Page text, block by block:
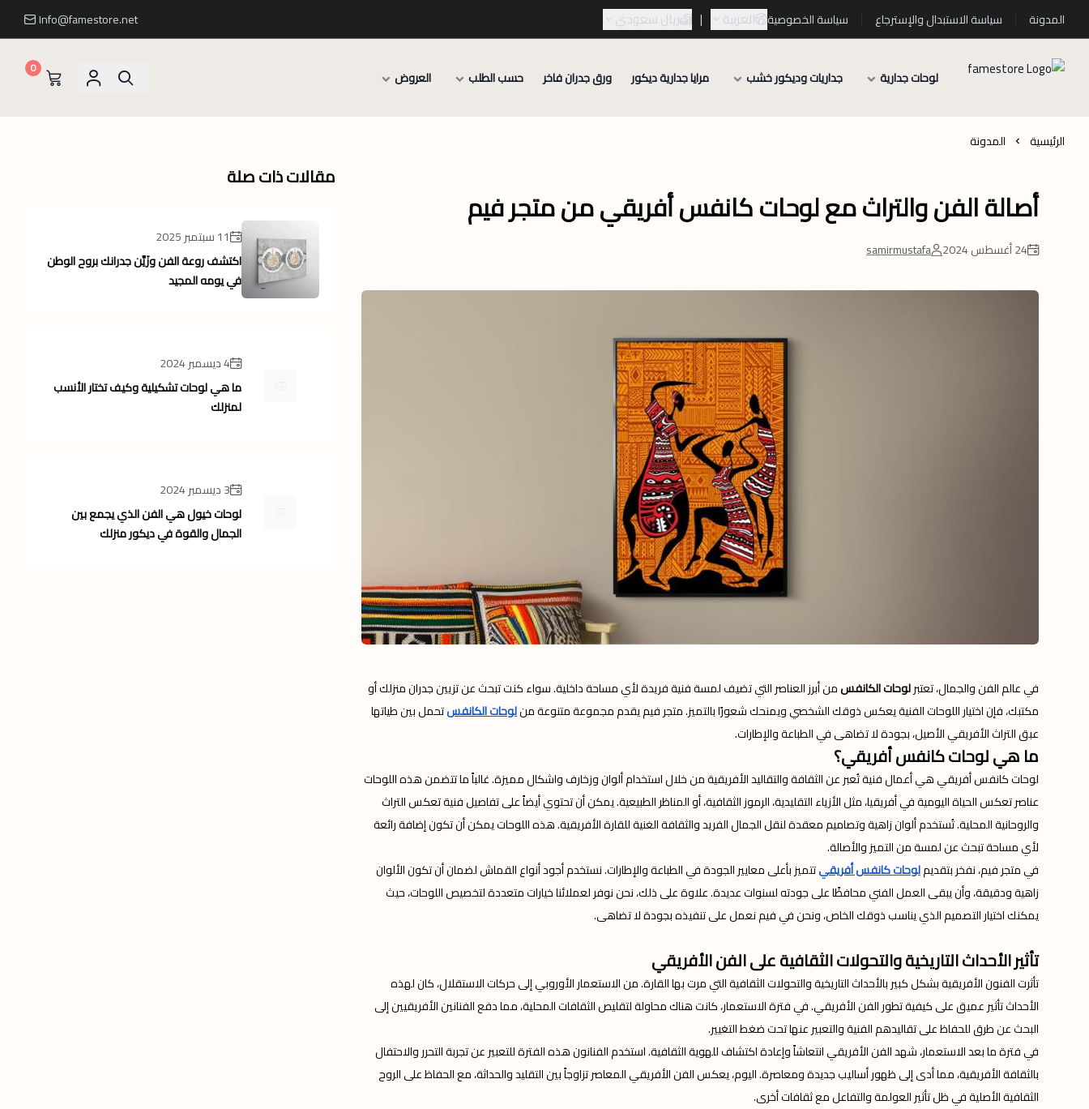
المدونة سياسة الاستبدال والإسترجاع سياسة الخصوصية العربية | ريال سعودي Info@famestore.net
لوحات جدارية جداريات وديكور خشب مرايا جدارية ديكور ورق جدران فاخر حسب الطلب العروض 0
الرئيسية المدونة
أصالة الفن والتراث مع لوحات كانفس أفريقي من متجر فيم
24 أغسطس 2024 samirmustafa
في عالم الفن والجمال، تعتبرلوحات الكانفسمن أبرز العناصر التي تضيف لمسة فنية فريدة لأي مساحة داخلية. سواء كنت تبحث عن تزيين جدران منزلك أو
مكتبك، فإن اختيار اللوحات الفنية يعكس ذوقك الشخصي ويمنحك شعورًا بالتميز. متجر فيم يقدم مجموعة متنوعة منلوحات الكانفستحمل بين طياتها
عبق التراث الأفريقي الأصيل، بجودة لا تضاهى في الطباعة والإطارات.
ما هي لوحات كانفس أفريقي؟
لوحات كانفس أفريقي هي أعمال فنية تُعبر عن الثقافة والتقاليد الأفريقية من خلال استخدام ألوان وزخارف واشكال مميزة. غالباً ما تتضمن هذه اللوحات
عناصر تعكس الحياة اليومية في أفريقيا، مثل الأزياء التقليدية، الرموز الثقافية، أو المناظر الطبيعية. يمكن أن تحتوي أيضاً على تفاصيل فنية تعكس التراث
والروحانية المحلية. تُستخدم ألوان زاهية وتصاميم معقدة لنقل الجمال الفريد والثقافة الغنية للقارة الأفريقية. هذه اللوحات يمكن أن تكون إضافة رائعة
لأي مساحة تبحث عن لمسة من التميز والأصالة.
في متجر فيم، نفخر بتقديملوحات كانفس أفريقيتتميز بأعلى معايير الجودة في الطباعة والإطارات. نستخدم أجود أنواع القماش لضمان أن تكون الألوان
زاهية ودقيقة، وأن يبقى العمل الفني محافظًا على جودته لسنوات عديدة. علاوة على ذلك، نحن نوفر لعملائنا خيارات متعددة لتخصيص اللوحات، حيث
يمكنك اختيار التصميم الذي يناسب ذوقك الخاص، ونحن في فيم نعمل على تنفيذه بجودة لا تضاهى.
تأثير الأحداث التاريخية والتحولات الثقافية على الفن الأفريقي
تأثرت الفنون الأفريقية بشكل كبير بالأحداث التاريخية والتحولات الثقافية التي مرت بها القارة. من الاستعمار الأوروبي إلى حركات الاستقلال، كان لهذه
الأحداث تأثير عميق على كيفية تطور الفن الأفريقي. في فترة الاستعمار، كانت هناك محاولة لتقليص الثقافات المحلية، مما دفع الفنانين الأفريقيين إلى
البحث عن طرق للحفاظ على تقاليدهم الفنية والتعبير عنها تحت ضغط التغيير.
في فترة ما بعد الاستعمار، شهد الفن الأفريقي انتعاشاً وإعادة اكتشاف للهوية الثقافية. استخدم الفنانون هذه الفترة للتعبير عن تجربة التحرر والاحتفال
بالثقافة الأفريقية، مما أدى إلى ظهور أساليب جديدة ومعاصرة. اليوم، يعكس الفن الأفريقي المعاصر تزاوجاً بين التقليد والحداثة، مع الحفاظ على الروح
الثقافية الأصلية في ظل تأثير العولمة والتفاعل مع ثقافات أخرى.
مقالات ذات صلة
11 سبتمبر 2025
اكتشف روعة الفن وزَيِّن جدرانك بروح الوطن
في يومه المجيد
4 ديسمبر 2024
ما هي لوحات تشكيلية وكيف تختار الأنسب
لمنزلك
3 ديسمبر 2024
لوحات خيول هي الفن الذي يجمع بين
الجمال والقوة في ديكور منزلك